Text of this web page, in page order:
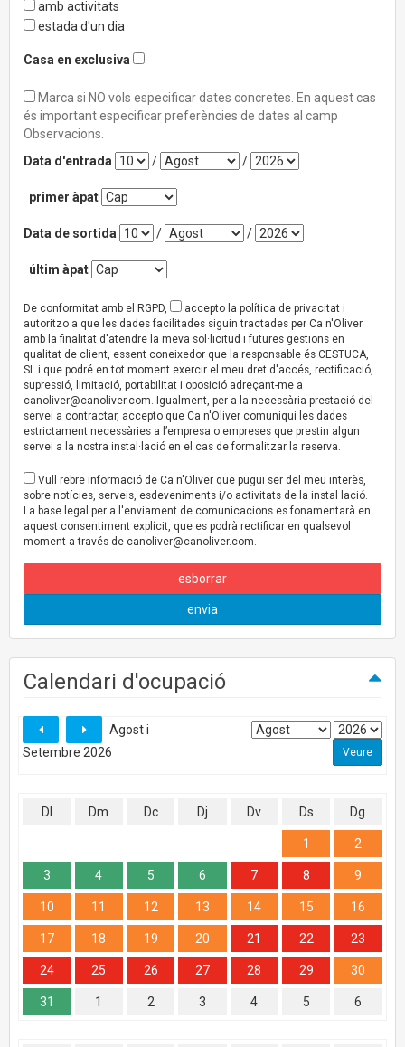
amb activitats
estada d'un dia
Casa en exclusiva
Marca si NO vols especificar dates concretes. En aquest cas
és important especificar preferències de dates al camp
Observacions.
Data d'entrada
/ /
primer àpat
Data de sortida / /
últim àpat
De conformitat amb el RGPD,
accepto la política de privacitat i
autoritzo a que les dades facilitades siguin tractades per Ca n'Oliver
amb la finalitat d'atendre la meva sol·licitud i futures gestions en
qualitat de client, essent coneixedor que la responsable és CESTUCA,
SL i que podré en tot moment exercir el meu dret d'accés, rectificació,
supressió, limitació, portabilitat i oposició adreçant-me a
canoliver@canoliver.com. Igualment, per a la necessària prestació del
servei a contractar, accepto que Ca n'Oliver comuniqui les dades
estrictament necessàries a l’empresa o empreses que prestin algun
servei a la nostra instal·lació en el cas de formalitzar la reserva.
Vull rebre informació de Ca n'Oliver que pugui ser del meu interès,
sobre notícies, serveis, esdeveniments i/o activitats de la instal·lació.
La base legal per a l'enviament de comunicacions es fonamentarà en
aquest consentiment explícit, que es podrà rectificar en qualsevol
moment a través de canoliver@canoliver.com.
esborrar
envia
Calendari d'ocupació
Agost i
Setembre 2026
Dl Dm Dc Dj Dv Ds Dg
1 2
3 4 5 6 7 8 9
10 11 12 13 14 15 16
17 18 19 20 21 22 23
24 25 26 27 28 29 30
31 1 2 3 4 5 6